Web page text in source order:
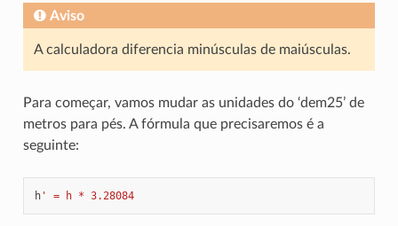
Aviso
A calculadora diferencia minúsculas de maiúsculas.
Para começar, vamos mudar as unidades do ‘dem25’ de
metros para pés. A fórmula que precisaremos é a
seguinte:
h' = h * 3.28084